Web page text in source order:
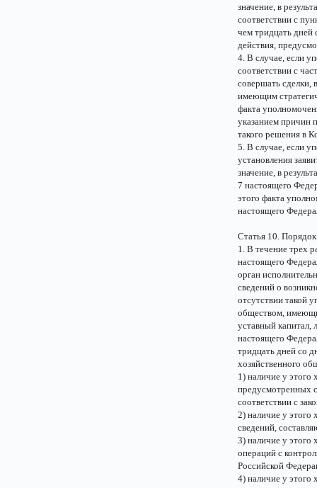
значение, в
соответствии с
чем тридцать дней
действия,
4. В случае, если
соответствии с
совершать сделки,
имеющим
факта
указанием причин
такого решения в
5. В случае, если
установления
значение, в
7 настоящего
этого факта
настоящего
Статья 10.
1. В течение трех
настоящего
орган
сведений о
отсутствии такой
обществом,
уставный капитал,
настоящего
тридцать дней со
хозяйственного
1) наличие у этого
предусмотренных
соответствии с
2) наличие у этого
сведений,
3) наличие у этого
операций с
Российской
4) наличие у этого